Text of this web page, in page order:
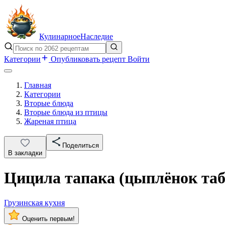
КулинарноеНаследие
Категории Опубликовать рецепт Войти
Главная
Категории
Вторые блюда
Вторые блюда из птицы
Жареная птица
В закладки
Поделиться
Цицила тапака (цыплёнок
Грузинская кухня
Оценить первым!